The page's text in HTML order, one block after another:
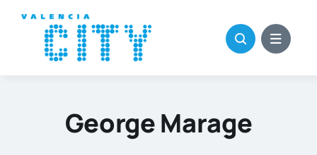
contenido
George Marage